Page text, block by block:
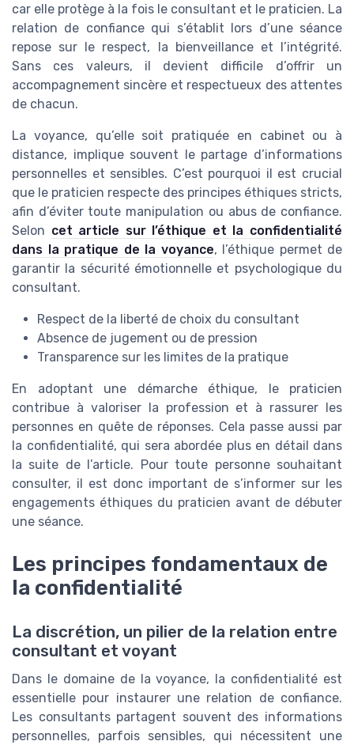
car elle protège à la fois le consultant et le praticien. La
relation de confiance qui s’établit lors d’une séance
repose sur le respect, la bienveillance et l’intégrité.
Sans ces valeurs, il devient difficile d’offrir un
accompagnement sincère et respectueux des attentes
de chacun.
La voyance, qu’elle soit pratiquée en cabinet ou à
distance, implique souvent le partage d’informations
personnelles et sensibles. C’est pourquoi il est crucial
que le praticien respecte des principes éthiques stricts,
afin d’éviter toute manipulation ou abus de confiance.
Selon cet article sur l’éthique et la confidentialité
dans la pratique de la voyance, l’éthique permet de
garantir la sécurité émotionnelle et psychologique du
consultant.
Respect de la liberté de choix du consultant
Absence de jugement ou de pression
Transparence sur les limites de la pratique
En adoptant une démarche éthique, le praticien
contribue à valoriser la profession et à rassurer les
personnes en quête de réponses. Cela passe aussi par
la confidentialité, qui sera abordée plus en détail dans
la suite de l’article. Pour toute personne souhaitant
consulter, il est donc important de s’informer sur les
engagements éthiques du praticien avant de débuter
une séance.
Les principes fondamentaux de
la confidentialité
La discrétion, un pilier de la relation entre
consultant et voyant
Dans le domaine de la voyance, la confidentialité est
essentielle pour instaurer une relation de confiance.
Les consultants partagent souvent des informations
personnelles, parfois sensibles, qui nécessitent une